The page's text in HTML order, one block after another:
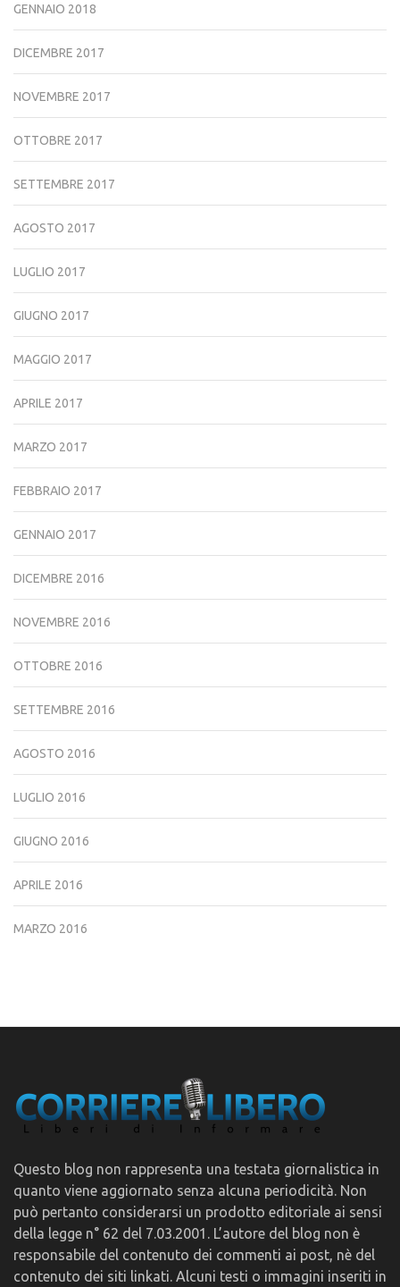
GENNAIO 2018
DICEMBRE 2017
NOVEMBRE 2017
OTTOBRE 2017
SETTEMBRE 2017
AGOSTO 2017
LUGLIO 2017
GIUGNO 2017
MAGGIO 2017
APRILE 2017
MARZO 2017
FEBBRAIO 2017
GENNAIO 2017
DICEMBRE 2016
NOVEMBRE 2016
OTTOBRE 2016
SETTEMBRE 2016
AGOSTO 2016
LUGLIO 2016
GIUGNO 2016
APRILE 2016
MARZO 2016
Questo blog non rappresenta una testata giornalistica in
quanto viene aggiornato senza alcuna periodicità. Non
può pertanto considerarsi un prodotto editoriale ai sensi
della legge n° 62 del 7.03.2001. L’autore del blog non è
responsabile del contenuto dei commenti ai post, nè del
contenuto dei siti linkati. Alcuni testi o immagini inseriti in